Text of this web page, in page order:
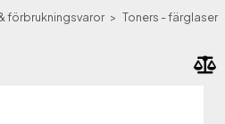
förbrukningsvaror
Toners - färglaser